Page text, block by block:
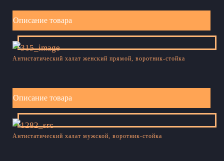
Описание товара
Антистатический халат женский прямой, воротник-стойка
Описание товара
Антистатический халат мужской, воротник-стойка